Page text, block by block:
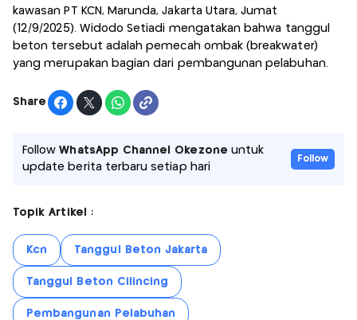
kawasan PT KCN, Marunda, Jakarta Utara, Jumat
(12/9/2025). Widodo Setiadi mengatakan bahwa tanggul
beton tersebut adalah pemecah ombak (breakwater)
yang merupakan bagian dari pembangunan pelabuhan.
Share
FollowWhatsApp Channel Okezone untuk
update berita terbaru setiap hari
Follow
Topik Artikel :
Kcn Tanggul Beton Jakarta
Tanggul Beton Cilincing
Pembangunan Pelabuhan